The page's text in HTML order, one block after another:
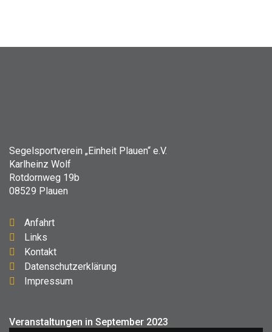
Segelsportverein „Einheit Plauen“ e.V.
Karlheinz Wolf
Rotdornweg 19b
08529 Plauen
Anfahrt
Links
Kontakt
Datenschutzerklärung
Impressum
Veranstaltungen in September 2023